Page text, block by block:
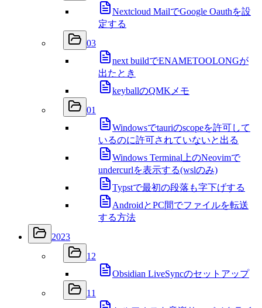
Nextcloud MailでGoogle Oauthを設
定する
03
next buildでENAMETOOLONGが
出たとき
keyballのQMKメモ
01
Windowsでtauriのscopeを許可して
いるのに許可されていないと出る
Windows Terminal上のNeovimで
undercurlを表示する(wslのみ)
Typstで最初の段落も字下げする
AndroidとPC間でファイルを転送
する方法
2023
12
Obsidian LiveSyncのセットアップ
11